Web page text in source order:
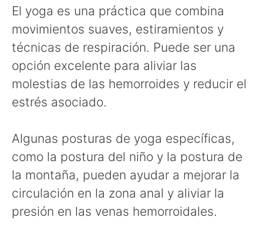
El yoga es una práctica que combina
movimientos suaves, estiramientos y
técnicas de respiración. Puede ser una
opción excelente para aliviar las
molestias de las hemorroides y reducir el
estrés asociado.
Algunas posturas de yoga específicas,
como la postura del niño y la postura de
la montaña, pueden ayudar a mejorar la
circulación en la zona anal y aliviar la
presión en las venas hemorroidales.